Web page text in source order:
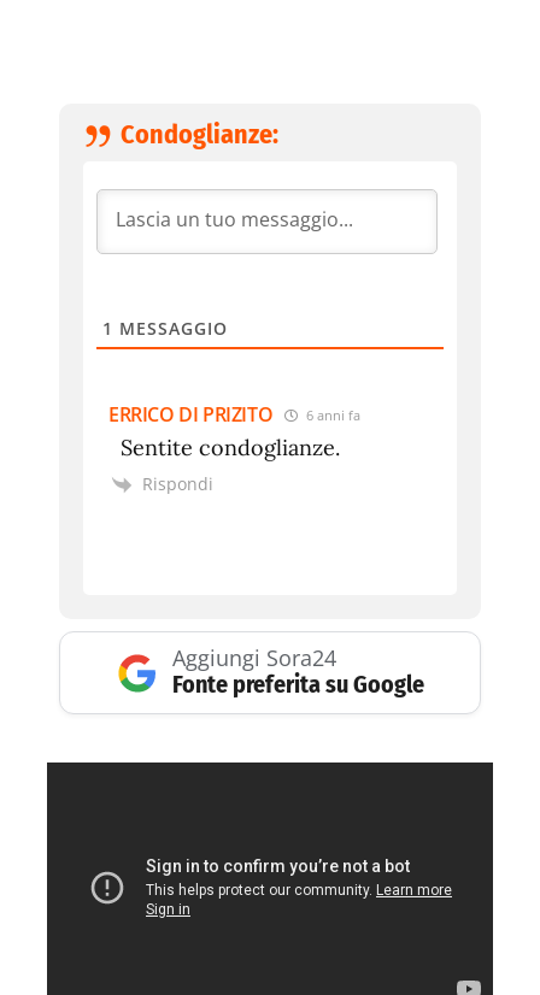
Condoglianze:
1 MESSAGGIO
ERRICO DI PRIZITO 6 anni fa
Sentite condoglianze.
Rispondi
Aggiungi Sora24
Fonte preferita su Google